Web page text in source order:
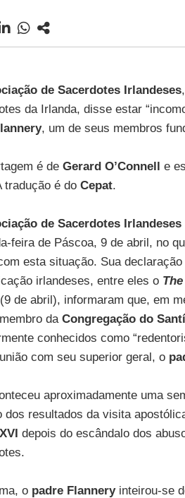
de Sacerdotes Irlandeses
da Irlanda, disse estar
, um de seus membros
é de Gerard O’Connell e
tradução é do Cepat.
de Sacerdotes Irlandeses
feira de Páscoa, 9 de abril, no
esta situação. Sua
irlandeses, entre eles o
de abril), informaram que, em
da Congregação do
conhecidos como
com seu superior geral, o
aproximadamente uma
dos resultados da visita
depois do escândalo dos
o padre Flannery inteirou-se